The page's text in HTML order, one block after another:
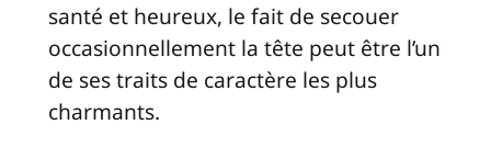
santé et heureux, le fait de secouer
occasionnellement la tête peut être l’un
de ses traits de caractère les plus
charmants.